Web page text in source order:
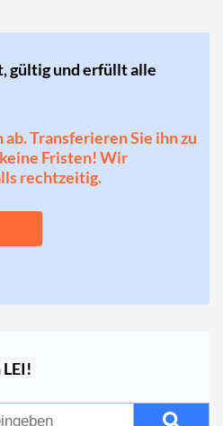
gültig und erfüllt alle
ab. Transferieren Sie ihn zu
Fristen! Wir
rechtzeitig.